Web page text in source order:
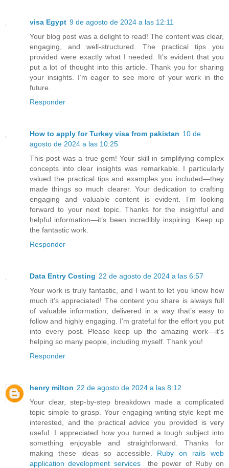
visa Egypt 9 de agosto de 2024 a las 12:11
Your blog post was a delight to read! The content was clear,
engaging, and well-structured. The practical tips you
provided were exactly what I needed. It’s evident that you
put a lot of thought into this article. Thank you for sharing
your insights. I’m eager to see more of your work in the
future.
Responder
How to apply for Turkey visa from pakistan 10 de
agosto de 2024 a las 10:25
This post was a true gem! Your skill in simplifying complex
concepts into clear insights was remarkable. I particularly
valued the practical tips and examples you included—they
made things so much clearer. Your dedication to crafting
engaging and valuable content is evident. I’m looking
forward to your next topic. Thanks for the insightful and
helpful information—it’s been incredibly inspiring. Keep up
the fantastic work.
Responder
Data Entry Costing 22 de agosto de 2024 a las 6:57
Your work is truly fantastic, and I want to let you know how
much it’s appreciated! The content you share is always full
of valuable information, delivered in a way that’s easy to
follow and highly engaging. I’m grateful for the effort you put
into every post. Please keep up the amazing work—it’s
helping so many people, including myself. Thank you!
Responder
henry milton 22 de agosto de 2024 a las 8:12
Your clear, step-by-step breakdown made a complicated
topic simple to grasp. Your engaging writing style kept me
interested, and the practical advice you provided is very
useful. I appreciated how you turned a tough subject into
something enjoyable and straightforward. Thanks for
making these ideas so accessible. Ruby on rails web
application development servicesthe power of Ruby on